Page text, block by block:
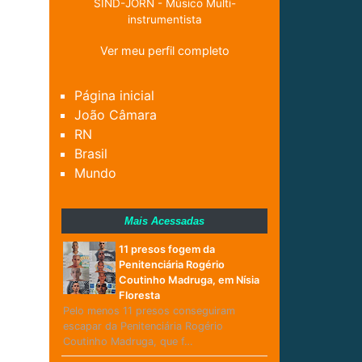
SIND-JORN - Músico Multi-
instrumentista
Ver meu perfil completo
Página inicial
João Câmara
RN
Brasil
Mundo
Mais Acessadas
11 presos fogem da
Penitenciária Rogério
Coutinho Madruga, em Nísia
Floresta
Pelo menos 11 presos conseguiram
escapar da Penitenciária Rogério
Coutinho Madruga, que f…